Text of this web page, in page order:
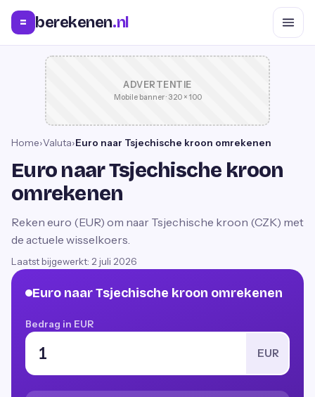
= berekenen.nl
ADVERTENTIE
Mobile banner · 320 × 100
Home›Valuta›Euro naar Tsjechische kroon omrekenen
Euro naar Tsjechische kroon
omrekenen
Reken euro (EUR) om naar Tsjechische kroon (CZK) met
de actuele wisselkoers.
Laatst bijgewerkt: 2 juli 2026
Euro naar Tsjechische kroon omrekenen
Bedrag in EUR
EUR